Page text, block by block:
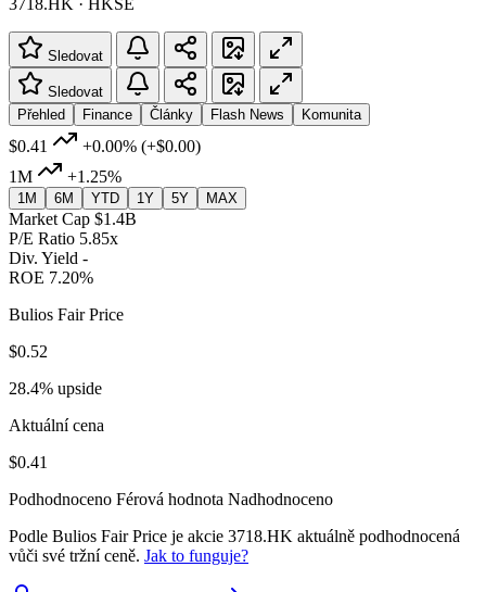
3718.HK · HKSE
Sledovat
Sledovat
Přehled
Finance Články Flash News Komunita
$0.41 +0.00% (+$0.00)
1M
+1.25%
1M 6M YTD 1Y 5Y MAX
Market Cap $1.4B
P/E Ratio 5.85x
Div. Yield -
ROE 7.20%
Bulios Fair Price
$0.52
28.4% upside
Aktuální cena
$0.41
Podhodnoceno Férová hodnota Nadhodnoceno
Podle Bulios Fair Price je akcie 3718.HK aktuálně podhodnocená
vůči své tržní ceně. Jak to funguje?